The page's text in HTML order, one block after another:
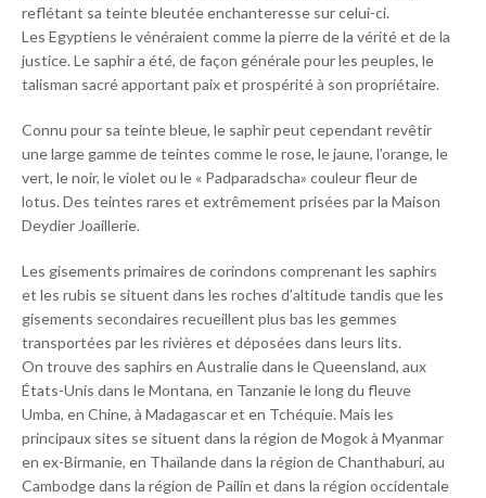
reflétant sa teinte bleutée enchanteresse sur celui-ci.
Les Egyptiens le vénéraient comme la pierre de la vérité et de la
justice. Le saphir a été, de façon générale pour les peuples, le
talisman sacré apportant paix et prospérité à son propriétaire.
Connu pour sa teinte bleue, le saphir peut cependant revêtir
une large gamme de teintes comme le rose, le jaune, l’orange, le
vert, le noir, le violet ou le « Padparadscha» couleur fleur de
lotus. Des teintes rares et extrêmement prisées par la Maison
Deydier Joaillerie.
Les gisements primaires de corindons comprenant les saphirs
et les rubis se situent dans les roches d’altitude tandis que les
gisements secondaires recueillent plus bas les gemmes
transportées par les rivières et déposées dans leurs lits.
On trouve des saphirs en Australie dans le Queensland, aux
États-Unis dans le Montana, en Tanzanie le long du fleuve
Umba, en Chine, à Madagascar et en Tchéquie. Mais les
principaux sites se situent dans la région de Mogok à Myanmar
en ex-Birmanie, en Thaïlande dans la région de Chanthaburi, au
Cambodge dans la région de Pailin et dans la région occidentale